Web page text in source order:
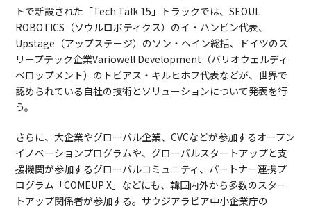
トで新設された「Tech Talk 15」トラックでは、SEOUL
ROBOTICS（ソウルロボティクス）のイ・ハンビン代表、
Upstage（アップステージ）のソン・ヘイン総括、ドイツのス
リープテック企業Variowell Development（バリオウェルディ
ベロップメント）のトビアス・キルヒホフ代表などが、世界で
認められている自社の技術とソリューションについて発表を行
う。
さらに、大企業やグローバル企業、CVCなどが参加するオープン
イノベーションプログラムや、グローバルスタートアップと支
援機関が参加するグローバルコミュニティ、パートナー連携プ
ログラム「COMEUP X」などにも、韓国内外から多数のスター
トアップ関係者が参加する。サウジアラビア中小企業庁の